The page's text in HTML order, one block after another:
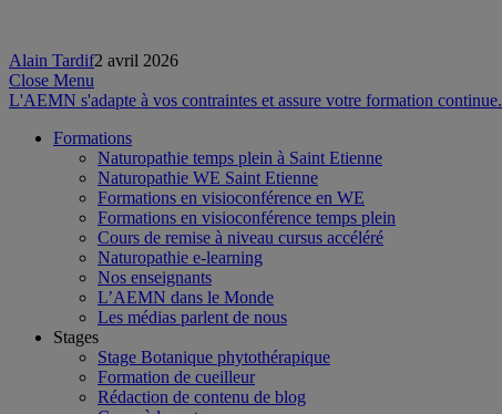
Alain Tardif2 avril 2026
Close Menu
L'AEMN s'adapte à vos contraintes et assure votre formation continue.
Formations
Naturopathie temps plein à Saint Etienne
Naturopathie WE Saint Etienne
Formations en visioconférence en WE
Formations en visioconférence temps plein
Cours de remise à niveau cursus accéléré
Naturopathie e-learning
Nos enseignants
L’AEMN dans le Monde
Les médias parlent de nous
Stages
Stage Botanique phytothérapique
Formation de cueilleur
Rédaction de contenu de blog